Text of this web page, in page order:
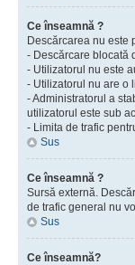
Ce înseamnă ?
Descărcarea nu este
- Descărcare blocată
- Utilizatorul nu este
- Utilizatorul nu are o
- Administratorul a
utilizatorul este sub
- Limita de trafic
Sus
Ce înseamnă ?
Sursă externă.
de trafic general nu
Sus
Ce înseamnă?